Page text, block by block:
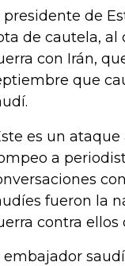
presidente de
de cautela, al
con Irán,
que
es un
a
fueron la
contra ellos
embajador